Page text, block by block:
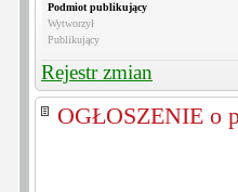
Podmiot publikujący
Wytworzył
Publikujący
Rejestr zmian
OGŁOSZENIE o